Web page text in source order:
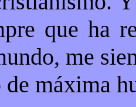
que ha
me
máxima